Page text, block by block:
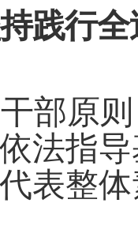
践行全
部原
法指
表整